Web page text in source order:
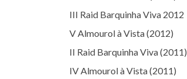
III Raid Barquinha Viva 2012
V Almourol à Vista (2012)
II Raid Barquinha Viva (2011)
IV Almourol à Vista (2011)